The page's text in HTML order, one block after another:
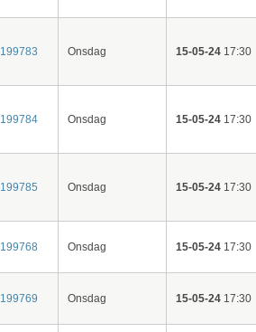
199783 Onsdag 15-05-2417:30
199784 Onsdag 15-05-2417:30
199785 Onsdag 15-05-2417:30
199768 Onsdag 15-05-2417:30
199769 Onsdag 15-05-2417:30